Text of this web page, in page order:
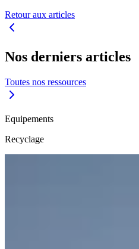
Retour aux articles
Nos derniers articles
Toutes nos ressources
Equipements
Recyclage